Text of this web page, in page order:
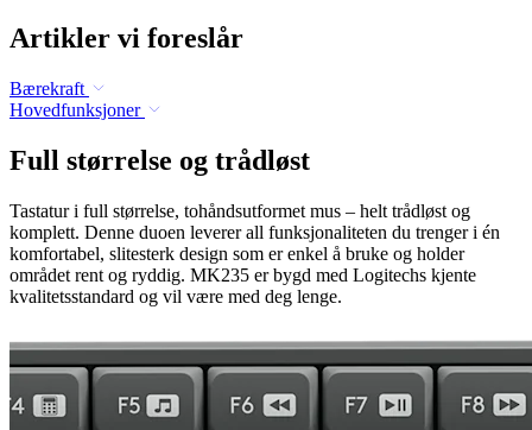
Artikler vi foreslår
Bærekraft
Hovedfunksjoner
Full størrelse og trådløst
Tastatur i full størrelse, tohåndsutformet mus – helt trådløst og
komplett. Denne duoen leverer all funksjonaliteten du trenger i én
komfortabel, slitesterk design som er enkel å bruke og holder
området rent og ryddig. MK235 er bygd med Logitechs kjente
kvalitetsstandard og vil være med deg lenge.